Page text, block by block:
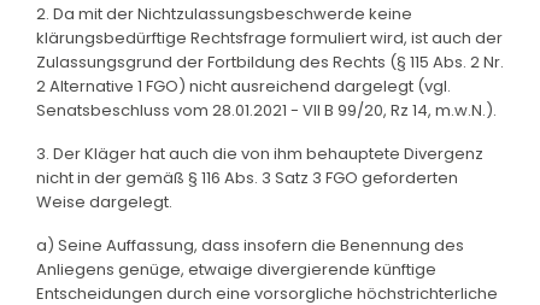
2. Da mit der Nichtzulassungsbeschwerde keine
klärungsbedürftige Rechtsfrage formuliert wird, ist auch der
Zulassungsgrund der Fortbildung des Rechts (§ 115 Abs. 2 Nr.
2 Alternative 1 FGO) nicht ausreichend dargelegt (vgl.
Senatsbeschluss vom 28.01.2021 - VII B 99/20, Rz 14, m.w.N.).
3. Der Kläger hat auch die von ihm behauptete Divergenz
nicht in der gemäß § 116 Abs. 3 Satz 3 FGO geforderten
Weise dargelegt.
a) Seine Auffassung, dass insofern die Benennung des
Anliegens genüge, etwaige divergierende künftige
Entscheidungen durch eine vorsorgliche höchstrichterliche